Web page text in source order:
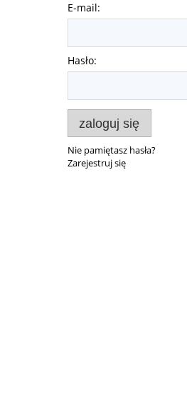
E-mail:
Hasło:
zaloguj się
Nie pamiętasz hasła?
Zarejestruj się